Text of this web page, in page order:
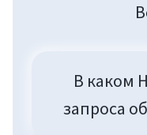
В каком
запроса